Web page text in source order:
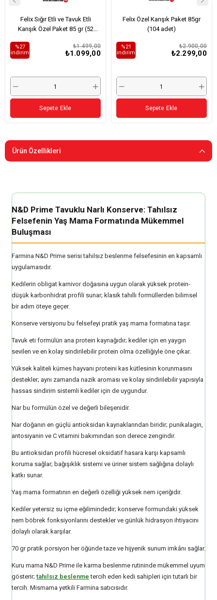
Felix Sığır Etli ve Tavuk Etli
Karışık Özel Paket 85 gr (52
₺1.099,00
₺1.499,00
%27
i̇ndirim
Sepete Ekle
Felix Özel Karışık Paket 85gr
(104 adet)
₺2.299,00
₺2.900,00
%21
i̇ndirim
Sepete Ekle
Ürün Özellikleri
N&D Prime Tavuklu Narlı Konserve: Tahılsız
Felsefenin Yaş Mama Formatında Mükemmel
Buluşması
Farmina N&D Prime serisi tahılsız beslenme felsefesinin en kapsamlı
uygulamasıdır.
Kedilerin obligat karnivor doğasına uygun olarak yüksek protein-
düşük karbonhidrat profili sunar; klasik tahıllı formüllerden bilimsel
bir adım öteye geçer.
Konserve versiyonu bu felsefeyi pratik yaş mama formatına taşır.
Tavuk eti formülün ana protein kaynağıdır; kediler için en yaygın
sevilen ve en kolay sindirilebilir protein olma özelliğiyle öne çıkar.
Yüksek kaliteli kümes hayvanı proteini kas kütlesinin korunmasını
destekler; aynı zamanda nazik aroması ve kolay sindirilebilir yapısıyla
hassas sindirim sistemli kediler için de uygundur.
Nar bu formülün özel ve değerli bileşenidir.
Nar doğanın en güçlü antioksidan kaynaklarından biridir; punikalagin,
antosiyanin ve C vitamini bakımından son derece zengindir.
Bu antioksidan profili hücresel oksidatif hasara karşı kapsamlı
koruma sağlar; bağışıklık sistemi ve üriner sistem sağlığına dolaylı
katkı sunar.
Yaş mama formatının en değerli özelliği yüksek nem içeriğidir.
Kediler yetersiz su içme eğilimindedir; konserve formundaki yüksek
nem böbrek fonksiyonlarını destekler ve günlük hidrasyon ihtiyacını
dolaylı olarak karşılar.
70 gr pratik porsiyon her öğünde taze ve hijyenik sunum imkânı sağlar.
Kuru mama N&D Prime ile karma beslenme rutininde mükemmel uyum
gösterir; tahılsız beslenme tercih eden kedi sahipleri için tutarlı bir
tercih. Mismama yetkili Farmina satıcısıdır.